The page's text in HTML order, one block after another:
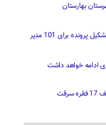
دریافت وجه در ثبت‌نام مدارس ممنوع/ تشکیل پرونده برای 101 مدیر
ادامه خواهد داشت